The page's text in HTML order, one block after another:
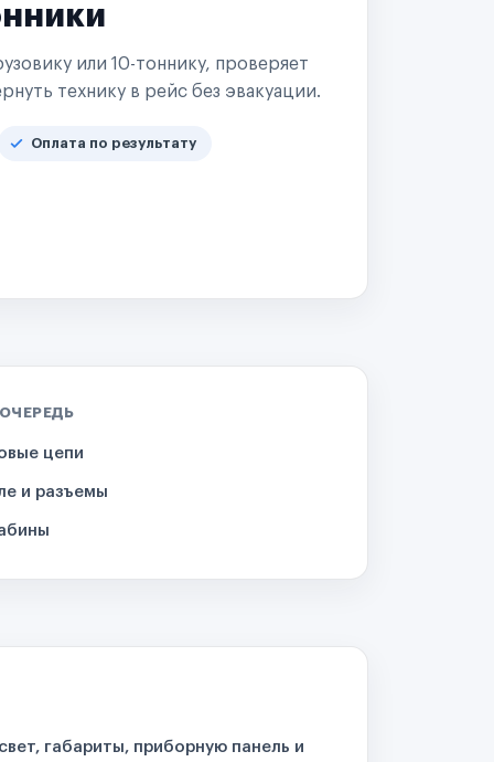
или 10-тоннику, проверяет
технику в рейс без эвакуации.
Оплата по результату
цепи
и разъемы
габариты, приборную панель и